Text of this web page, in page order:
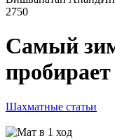
2750
Самый
Шахматные статьи